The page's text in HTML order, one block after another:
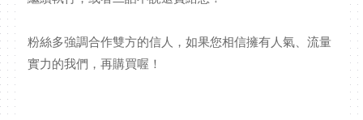
粉絲多強調合作雙方的信人，如果您相信擁有人氣、流量
實力的我們，再購買喔！